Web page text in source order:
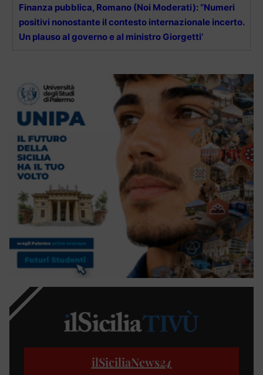
Finanza pubblica, Romano (Noi Moderati): “Numeri
positivi nonostante il contesto internazionale incerto.
Un plauso al governo e al ministro Giorgetti’
ilSiciliaNews24